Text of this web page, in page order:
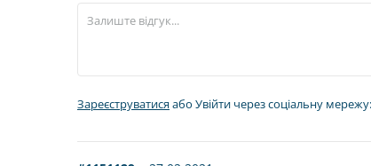
Зареєструватисяабо Увійти через соціальну мережу: